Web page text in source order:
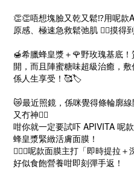
👏👏唔想塊臉又乾又鬆⁉️用呢款
原感、極速急救鬆弛肌 💆‍♀️摸得
🍯希臘蜂皇漿＋🌹野玫瑰基底
開，而且陣蜜糖味超級治癒，
係人生享受！🥰🏷️
😿最近照鏡，係咪覺得條輪廓
又冇神😮‍💨
咁你就一定要試吓 APIVITA
蜂皇漿緊緻活膚面膜！
💁🏻‍♀️呢款面膜主打「即時提拉
好似食飽營養咁即刻彈手返！